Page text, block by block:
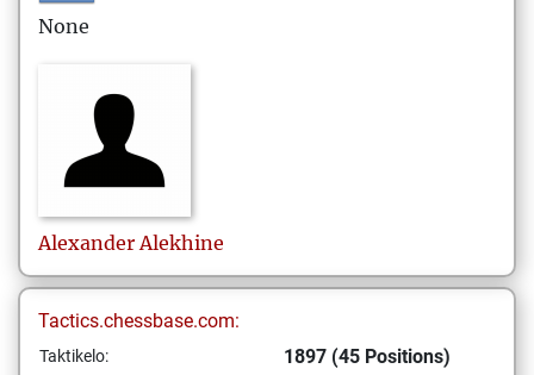
None
Alexander Alekhine
Tactics.chessbase.com:
Taktikelo: 1897 (45 Positions)